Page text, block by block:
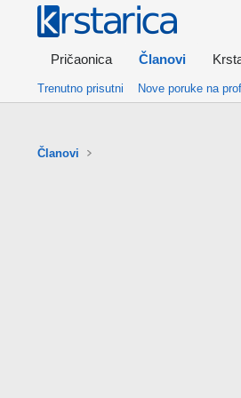
Pričaonica Članovi
Trenutno prisutni Nove poruke na
Članovi